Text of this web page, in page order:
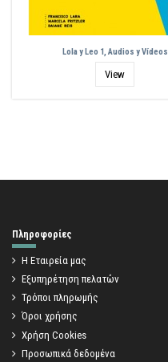
Lola y Leo 1, Audios y Vídeos
View
Πληροφορίες
Η Εταιρεία μας
Εξυπηρέτηση πελατών
Τρόποι πληρωμής
Όροι χρήσης
Χρήση Cookies
Προσωπικά δεδομένα